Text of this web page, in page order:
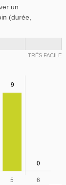
un
(durée,
TRÈS FACILE